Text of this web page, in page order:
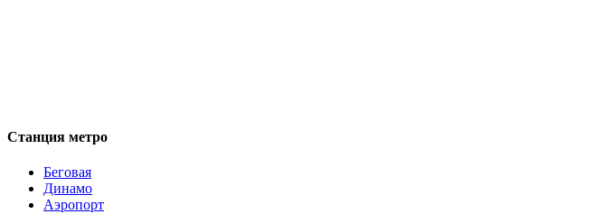
Станция метро
Беговая
Динамо
Аэропорт